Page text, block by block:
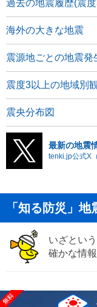
過去の地震履歴(震
海外の大きな地震
震源地ごとの地震発
震度3以上の地域別
震央分布図
最新の地震
tenki.jp公式X
「知る防災」地
いざとい
確かな情